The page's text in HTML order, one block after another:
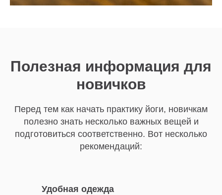
Полезная информация для
новичков
Перед тем как начать практику йоги, новичкам
полезно знать несколько важных вещей и
подготовиться соответственно. Вот несколько
рекомендаций:
Удобная одежда